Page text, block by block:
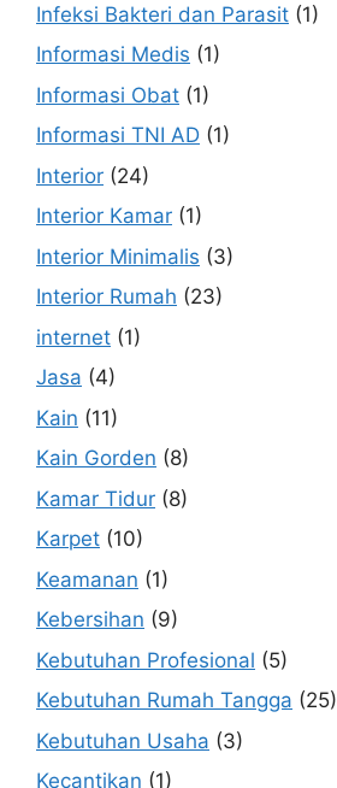
Infeksi Bakteri dan Parasit (1)
Informasi Medis (1)
Informasi Obat (1)
Informasi TNI AD (1)
Interior (24)
Interior Kamar (1)
Interior Minimalis (3)
Interior Rumah (23)
internet (1)
Jasa (4)
Kain (11)
Kain Gorden (8)
Kamar Tidur (8)
Karpet (10)
Keamanan (1)
Kebersihan (9)
Kebutuhan Profesional (5)
Kebutuhan Rumah Tangga (25)
Kebutuhan Usaha (3)
Kecantikan (1)